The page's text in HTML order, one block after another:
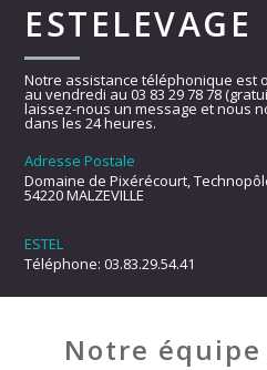
ESTELEVAGE
Notre assistance téléphonique est
au vendredi au 03 83 29 78 78
laissez-nous un message et nous
dans les 24 heures.
Adresse Postale
Domaine de Pixérécourt,
54220 MALZEVILLE
ESTEL
Téléphone: 03.83.29.54.41
Notre